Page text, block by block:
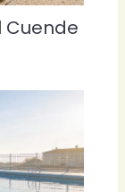
Cuende